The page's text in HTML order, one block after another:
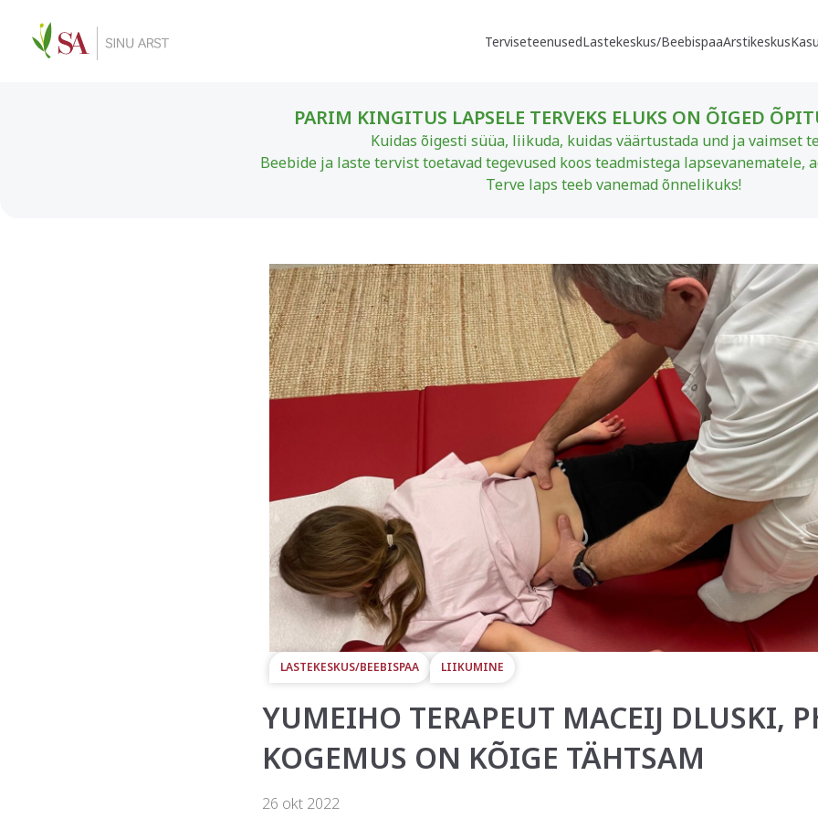
TerviseteenusedLastekeskus/BeebispaaArstikeskus
PARIM KINGITUS LAPSELE TERVEKS ELUKS ON ÕIGED
Kuidas õigesti süüa, liikuda, kuidas väärtustada und ja vaimset
Beebide ja laste tervist toetavad tegevused koos teadmistega lapsevanematele,
Terve laps teeb vanemad õnnelikuks!
LASTEKESKUS/BEEBISPAA LIIKUMINE
YUMEIHO TERAPEUT MACEIJ DLUSKI,
KOGEMUS ON KÕIGE TÄHTSAM
26 okt 2022